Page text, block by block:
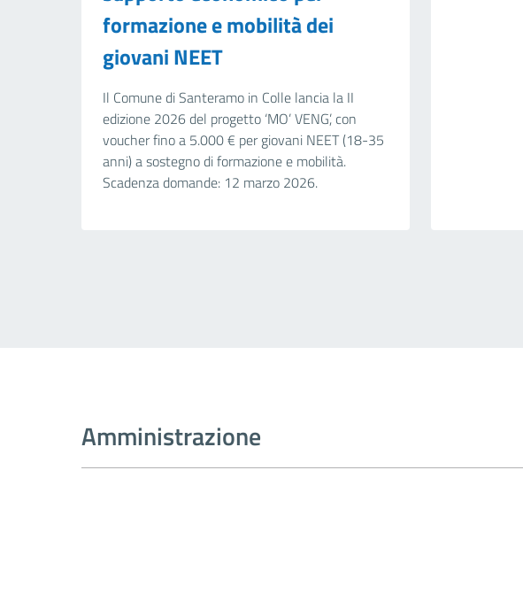
formazione e mobilità dei
giovani NEET
Il Comune di Santeramo in Colle lancia la II
edizione 2026 del progetto ‘MO’ VENG’, con
voucher fino a 5.000 € per giovani NEET (18-35
anni) a sostegno di formazione e mobilità.
Scadenza domande: 12 marzo 2026.
Amministrazione